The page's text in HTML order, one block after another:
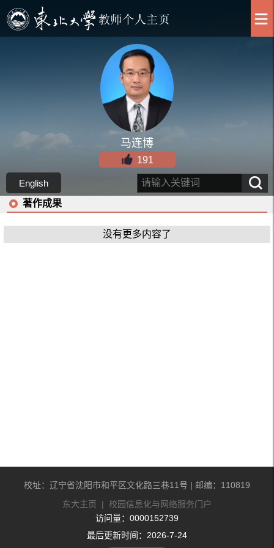
马连博
191
English
著作成果
没有更多内容了
校址：辽宁省沈阳市和平区文化路三巷11号 | 邮编：110819
东大主页 | 校园信息化与网络服务门户
访问量： 0000152739
最后更新时间： 2026-7-24